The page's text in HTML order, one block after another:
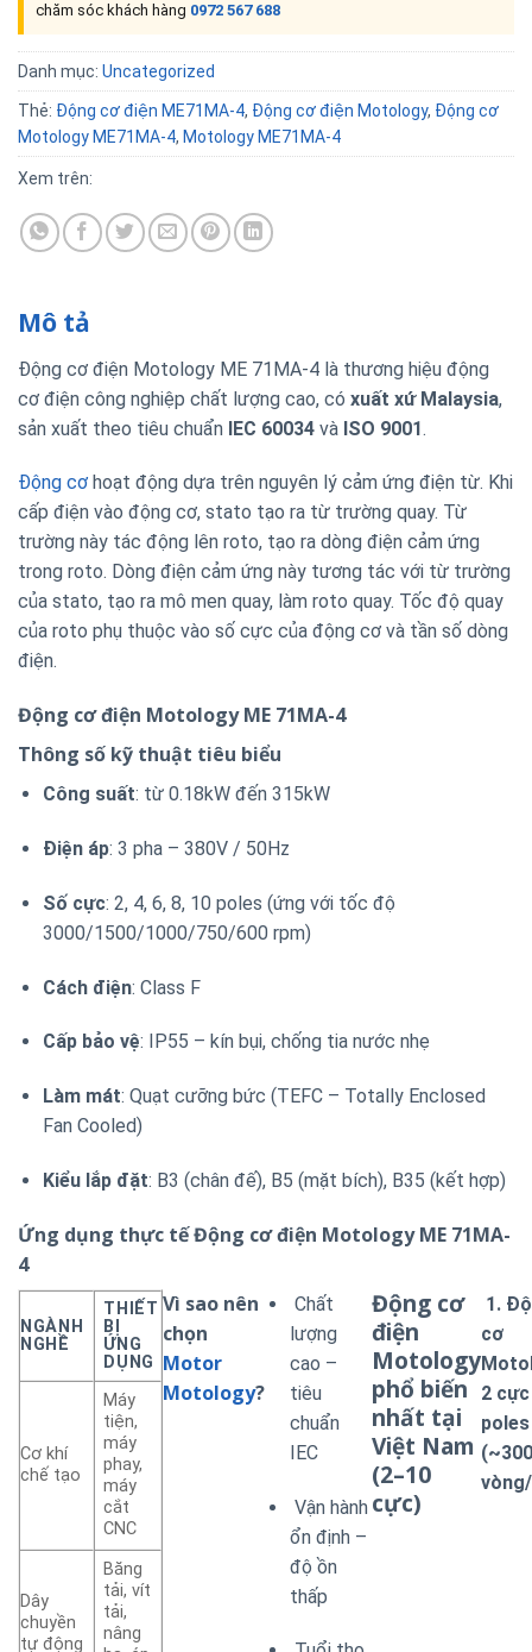
chăm sóc khách hàng 0972 567 688
Danh mục: Uncategorized
Thẻ: Động cơ điện ME71MA-4, Động cơ điện Motology, Động cơ
Motology ME71MA-4, Motology ME71MA-4
Xem trên:
Mô tả
Động cơ điện Motology ME 71MA-4 là thương hiệu động
cơ điện công nghiệp chất lượng cao, có xuất xứ Malaysia,
sản xuất theo tiêu chuẩn IEC 60034 và ISO 9001.
Động cơ hoạt động dựa trên nguyên lý cảm ứng điện từ. Khi
cấp điện vào động cơ, stato tạo ra từ trường quay. Từ
trường này tác động lên roto, tạo ra dòng điện cảm ứng
trong roto. Dòng điện cảm ứng này tương tác với từ trường
của stato, tạo ra mô men quay, làm roto quay. Tốc độ quay
của roto phụ thuộc vào số cực của động cơ và tần số dòng
điện.
Động cơ điện Motology ME 71MA-4
Thông số kỹ thuật tiêu biểu
Công suất: từ 0.18kW đến 315kW
Điện áp: 3 pha – 380V / 50Hz
Số cực: 2, 4, 6, 8, 10 poles (ứng với tốc độ
3000/1500/1000/750/600 rpm)
Cách điện: Class F
Cấp bảo vệ: IP55 – kín bụi, chống tia nước nhẹ
Làm mát: Quạt cưỡng bức (TEFC – Totally Enclosed
Fan Cooled)
Kiểu lắp đặt: B3 (chân đế), B5 (mặt bích), B35 (kết hợp)
Ứng dụng thực tếĐộng cơ điện Motology ME 71MA-
4
NGÀNH
NGHỀ
THIẾT
BỊ
ỨNG
DỤNG
Cơ khí
chế tạo
Máy
tiện,
máy
phay,
máy
cắt
CNC
Dây
chuyền
tự động
Băng
tải, vít
tải,
nâng
Vì sao nên
chọn
Motor
Motology?
Chất
lượng
cao –
tiêu
chuẩn
IEC
Vận hành
ổn định –
độ ồn
thấp
Động cơ
điện
Motology
phổ biến
nhất tại
Việt Nam
(2–10
cực)
1.
cơ
2
poles